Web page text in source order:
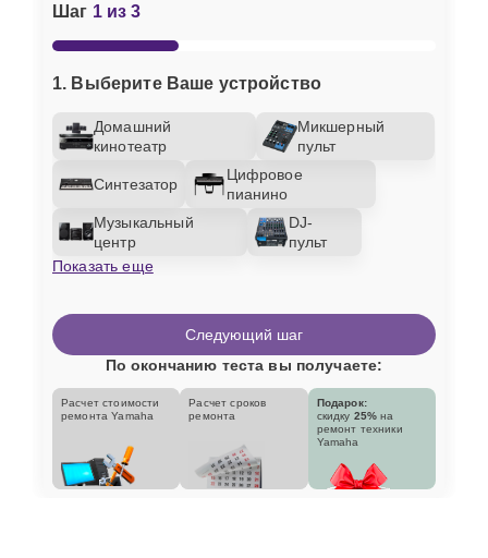
Шаг 1 из 3
1. Выберите Ваше устройство
Домашний
кинотеатр
Микшерный
пульт
Синтезатор
Цифровое
пианино
Музыкальный
центр
DJ-
пульт
Показать еще
Следующий шаг
По окончанию теста вы получаете:
Расчет стоимости
ремонта Yamaha
Расчет сроков
ремонта
Подарок:
скидку 25% на
ремонт техники
Yamaha